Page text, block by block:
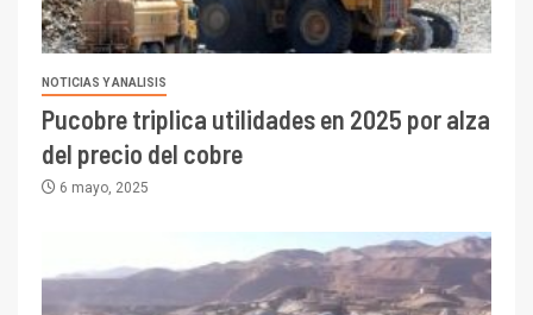
NOTICIAS Y ANALISIS
Pucobre triplica utilidades en 2025 por alza
del precio del cobre
6 mayo, 2025